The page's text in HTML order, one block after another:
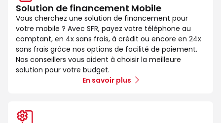
Solution de financement Mobile
Vous cherchez une solution de financement pour
votre mobile ? Avec SFR, payez votre téléphone au
comptant, en 4x sans frais, à crédit ou encore en 24x
sans frais grâce nos options de facilité de paiement.
Nos conseillers vous aident à choisir la meilleure
solution pour votre budget.
En savoir plus